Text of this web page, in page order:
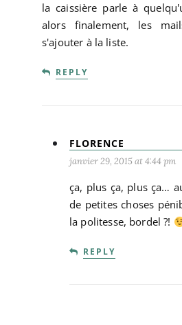
la caissière parle à
alors finalement, les
s'ajouter à la liste.
REPLY
FLORENCE
janvier 29, 2015 at 4:44 pm
ça, plus ça, plus ça…
de petites choses
la politesse, bordel ?!
REPLY